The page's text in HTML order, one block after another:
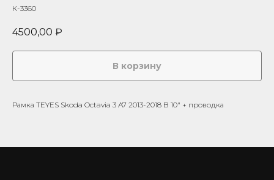
К-3360
4500,00 ₽
В корзину
Рамка TEYES Skoda Octavia 3 A7 2013-2018 B 10" + проводка